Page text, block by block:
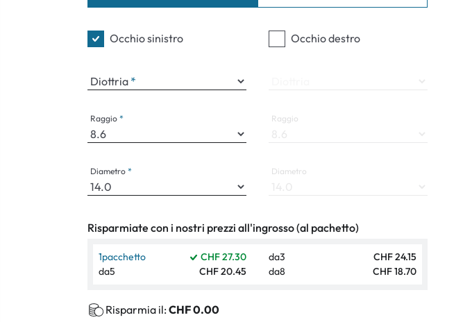
Occhio sinistro
Diottria
Raggio
Diametro
Occhio destro
Raggio
Diametro
Risparmiate con i nostri prezzi all'ingrosso (al pachetto)
1pacchetto CHF 27.30 da3
CHF 24.15
da5 CHF 20.45 da8 CHF 18.70
Risparmia il: CHF 0.00